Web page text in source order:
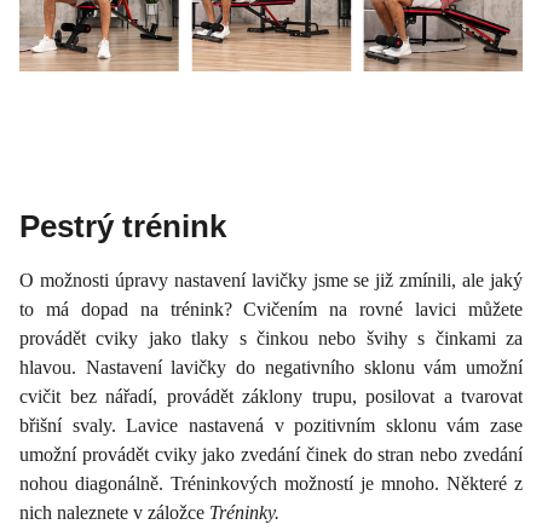
Pestrý trénink
O možnosti úpravy nastavení lavičky jsme se již zmínili, ale jaký
to má dopad na trénink? Cvičením na rovné lavici můžete
provádět cviky jako tlaky s činkou nebo švihy s činkami za
hlavou. Nastavení lavičky do negativního sklonu vám umožní
cvičit bez nářadí, provádět záklony trupu, posilovat a tvarovat
břišní svaly. Lavice nastavená v pozitivním sklonu vám zase
umožní provádět cviky jako zvedání činek do stran nebo zvedání
nohou diagonálně. Tréninkových možností je mnoho. Některé z
nich naleznete v záložce Tréninky.